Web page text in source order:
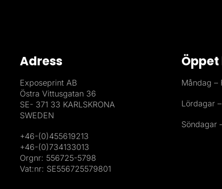
Adress
Exposeprint AB
Östra Vittusgatan 36
SE- 371 33 KARLSKRONA
SWEDEN
+46-(0)455619213
+46-(0)734133013
Orgnr: 556725-5798
Vat:nr: SE556725579801
Måndag –
Lördagar
Söndagar